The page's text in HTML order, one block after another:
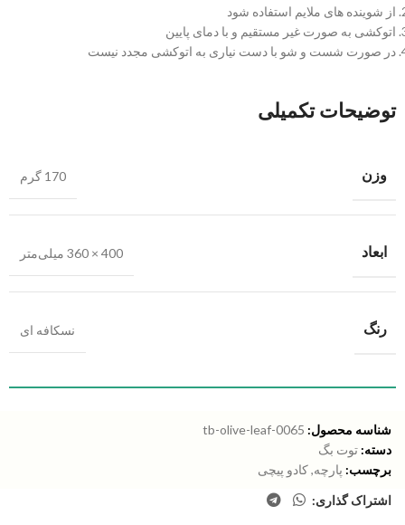
از شوینده های ملایم استفاده شود
اتوکشی به صورت غیر مستقیم و با دمای پایین
در صورت شست و شو با دست نیاری به اتوکشی مجدد نیست
توضیحات تکمیلی
وزن 170 گرم
ابعاد 400 × 360 میلی‌متر
رنگ نسکافه ای
شناسه محصول: tb-olive-leaf-0065
دسته: توت بگ
برچسب: پارچه,کادو پیچی
اشتراک گذاری: